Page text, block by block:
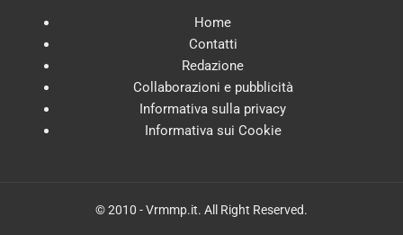
Home
Contatti
Redazione
Collaborazioni e pubblicità
Informativa sulla privacy
Informativa sui Cookie
© 2010 - Vrmmp.it. All Right Reserved.